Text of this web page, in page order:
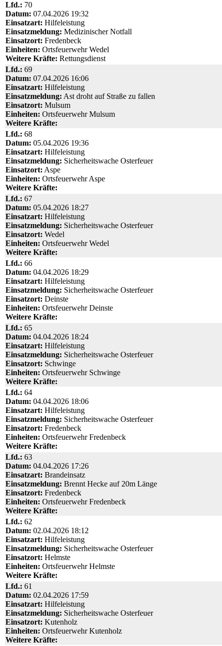
Lfd.: 70
Datum: 07.04.2026 19:32
Einsatzart: Hilfeleistung
Einsatzmeldung: Medizinischer Notfall
Einsatzort: Fredenbeck
Einheiten: Ortsfeuerwehr Wedel
Weitere Kräfte: Rettungsdienst
Lfd.: 69
Datum: 07.04.2026 16:06
Einsatzart: Hilfeleistung
Einsatzmeldung: Ast droht auf Straße zu fallen
Einsatzort: Mulsum
Einheiten: Ortsfeuerwehr Mulsum
Weitere Kräfte:
Lfd.: 68
Datum: 05.04.2026 19:36
Einsatzart: Hilfeleistung
Einsatzmeldung: Sicherheitswache Osterfeuer
Einsatzort: Aspe
Einheiten: Ortsfeuerwehr Aspe
Weitere Kräfte:
Lfd.: 67
Datum: 05.04.2026 18:27
Einsatzart: Hilfeleistung
Einsatzmeldung: Sicherheitswache Osterfeuer
Einsatzort: Wedel
Einheiten: Ortsfeuerwehr Wedel
Weitere Kräfte:
Lfd.: 66
Datum: 04.04.2026 18:29
Einsatzart: Hilfeleistung
Einsatzmeldung: Sicherheitswache Osterfeuer
Einsatzort: Deinste
Einheiten: Ortsfeuerwehr Deinste
Weitere Kräfte:
Lfd.: 65
Datum: 04.04.2026 18:24
Einsatzart: Hilfeleistung
Einsatzmeldung: Sicherheitswache Osterfeuer
Einsatzort: Schwinge
Einheiten: Ortsfeuerwehr Schwinge
Weitere Kräfte:
Lfd.: 64
Datum: 04.04.2026 18:06
Einsatzart: Hilfeleistung
Einsatzmeldung: Sicherheitswache Osterfeuer
Einsatzort: Fredenbeck
Einheiten: Ortsfeuerwehr Fredenbeck
Weitere Kräfte:
Lfd.: 63
Datum: 04.04.2026 17:26
Einsatzart: Brandeinsatz
Einsatzmeldung: Brennt Hecke auf 20m Länge
Einsatzort: Fredenbeck
Einheiten: Ortsfeuerwehr Fredenbeck
Weitere Kräfte:
Lfd.: 62
Datum: 02.04.2026 18:12
Einsatzart: Hilfeleistung
Einsatzmeldung: Sicherheitswache Osterfeuer
Einsatzort: Helmste
Einheiten: Ortsfeuerwehr Helmste
Weitere Kräfte:
Lfd.: 61
Datum: 02.04.2026 17:59
Einsatzart: Hilfeleistung
Einsatzmeldung: Sicherheitswache Osterfeuer
Einsatzort: Kutenholz
Einheiten: Ortsfeuerwehr Kutenholz
Weitere Kräfte: